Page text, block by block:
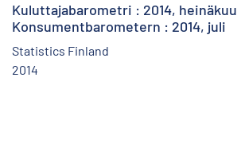
Kuluttajabarometri : 2014, heinäkuu
Konsumentbarometern : 2014, juli
Statistics Finland
2014